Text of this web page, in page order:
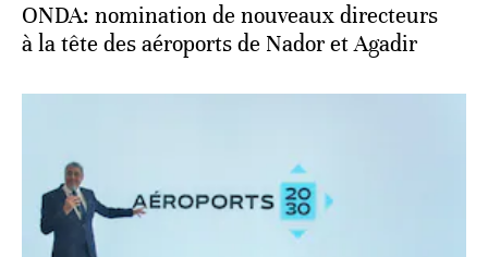
ONDA: nomination de nouveaux directeurs
à la tête des aéroports de Nador et Agadir